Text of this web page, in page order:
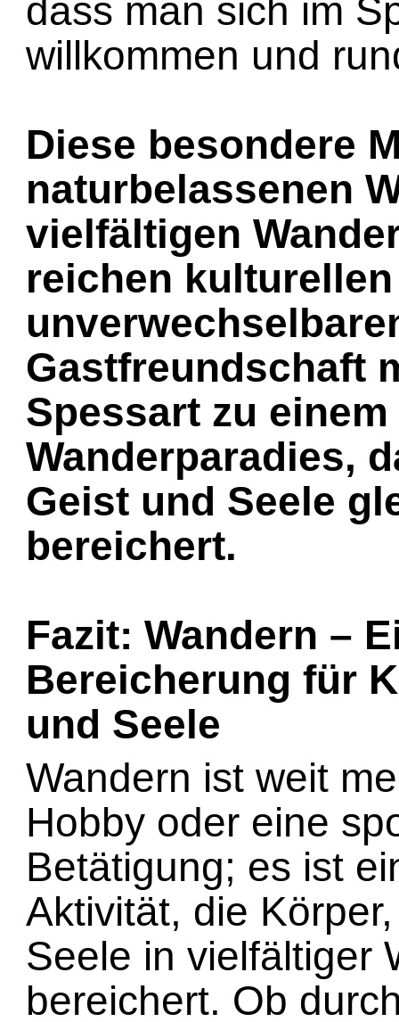
dass man sich im
willkommen und
Diese besondere
naturbelassenen
vielfältigen
reichen
Gastfreundschaft
Spessart zu einem
Wanderparadies,
Geist und Seele
bereichert.
Fazit: Wandern –
Bereicherung für
und Seele
Wandern ist weit
Hobby oder eine
Betätigung; es ist
Aktivität, die
Seele in vielfältiger
bereichert. Ob